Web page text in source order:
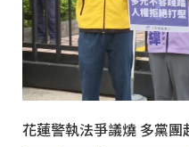
花蓮警執法爭議燒 多黨團